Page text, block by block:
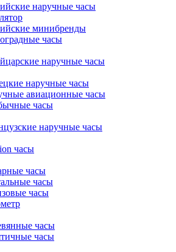
наручные часы
минибренды
часы
наручные часы
наручные часы
авиационные часы
часы
наручные часы
часы
часы
часы
часы
часы
часы